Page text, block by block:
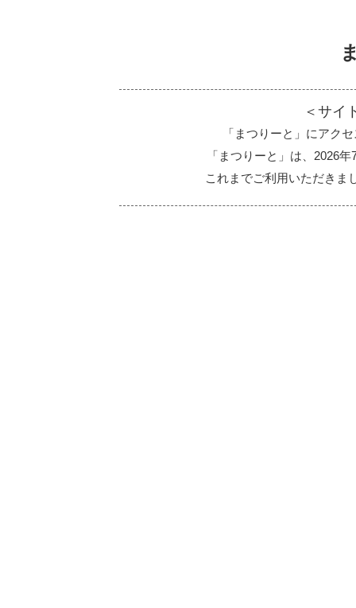
＜サイ
「まつりーと」にアク
「まつりーと」は、2026
これまでご利用いただきま